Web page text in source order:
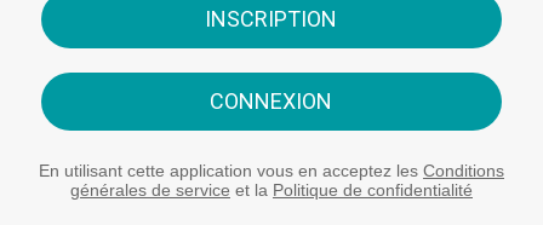
INSCRIPTION
CONNEXION
En utilisant cette application vous en acceptez les Conditions
générales de service et la Politique de confidentialité